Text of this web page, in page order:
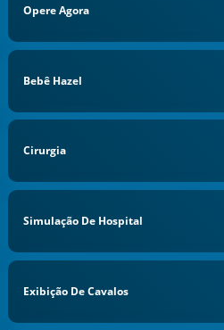
Opere Agora
Bebê Hazel
Cirurgia
Simulação De Hospital
Exibição De Cavalos